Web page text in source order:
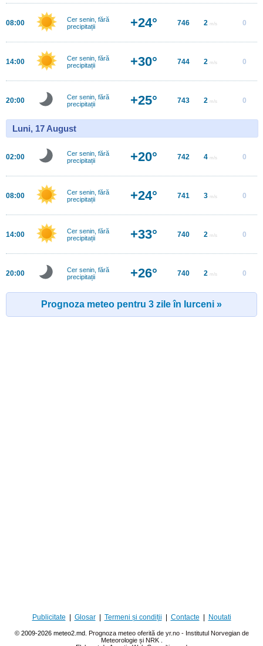
08:00
Cer senin, fără
precipitații
+24° 746 2 m/s 0
14:00
Cer senin, fără
precipitații
+30° 744 2 m/s 0
20:00
Cer senin, fără
precipitații
+25° 743 2 m/s 0
Luni, 17 August
02:00
Cer senin, fără
precipitații
+20° 742 4 m/s 0
08:00
Cer senin, fără
precipitații
+24° 741 3 m/s 0
14:00
Cer senin, fără
precipitații
+33° 740 2 m/s 0
20:00
Cer senin, fără
precipitații
+26° 740 2 m/s 0
Prognoza meteo pentru 3 zile în Iurceni »
Publicitate Glosar| Termeni și condiții Contacte Noutati
© 2009-2026 meteo2.md. Prognoza meteo oferită de yr.no - Institutul Norvegian de
Meteorologie și NRK